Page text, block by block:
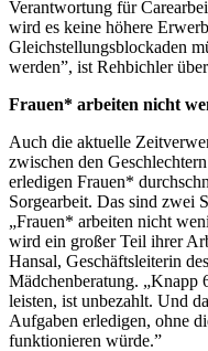
Verantwortung für
wird es keine höhere
Gleichstellungsblockaden
werden”, ist Rehbichler
Frauen* arbeiten nicht
Auch die aktuelle
zwischen den
erledigen Frauen*
Sorgearbeit. Das sind zwei
„Frauen* arbeiten nicht
wird ein großer Teil ihrer
Hansal, Geschäftsleiterin
Mädchenberatung. „Knapp
leisten, ist unbezahlt. Und
Aufgaben erledigen, ohne
funktionieren würde.”